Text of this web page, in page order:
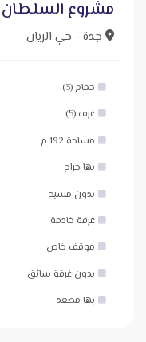
مشروع السلطان 20
جدة - حي الريان
حمام (3)
غرف (5)
مساحة 192 م
بها جراج
بدون مسبح
غرفة خادمة
موقف خاص
بدون غرفة سائق
بها مصعد